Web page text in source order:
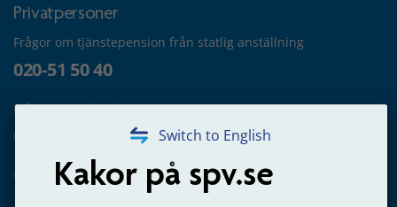
Switch to English
Kakor på spv.se
Privatpersoner
Frågor om tjänstepension från statlig anställning
020-51 50 40
Frågor om utbetalning
020-65 00 65
Kontakta oss